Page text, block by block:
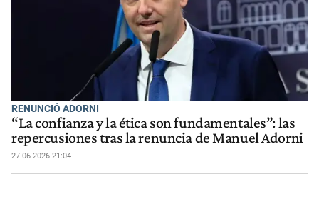
RENUNCIÓ ADORNI
“La confianza y la ética son fundamentales”: las
repercusiones tras la renuncia de Manuel Adorni
27-06-2026 21:04